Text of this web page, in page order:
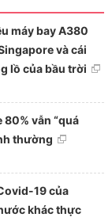
máy bay A380
và cái
lồ của bầu trời
vẫn “quá
thường
19 của
khác thực